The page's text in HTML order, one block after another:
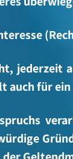
jederzeit
auch für